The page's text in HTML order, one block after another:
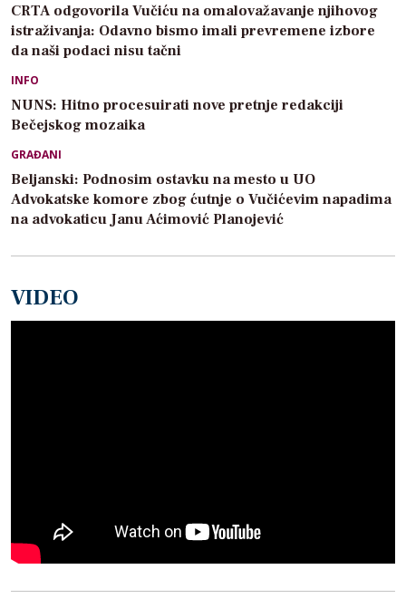
CRTA odgovorila Vučiću na omalovažavanje njihovog
istraživanja: Odavno bismo imali prevremene izbore
da naši podaci nisu tačni
INFO
NUNS: Hitno procesuirati nove pretnje redakciji
Bečejskog mozaika
GRAĐANI
Beljanski: Podnosim ostavku na mesto u UO
Advokatske komore zbog ćutnje o Vučićevim napadima
na advokaticu Janu Aćimović Planojević
VIDEO